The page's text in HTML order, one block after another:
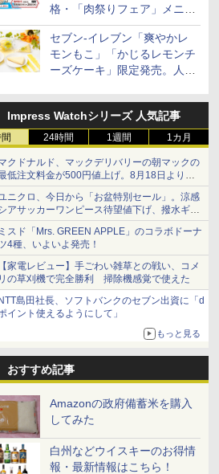
格・「肉祭りフェア」メニュ
ーがテイクアウトに登場
セブン-イレブン「爽やかレ
モンもこ」「かじるレモンチ
ーズケーキ」限定発売。人気
が登場
Impress Watchシリーズ 人気記事
24時間 1週間 1カ月
クドナルド、マックデリバリーの朝マックの
低注文料金が500円値上げ。8月18日より
円から受付
ニクロ、今日から「お盆特別セール」。涼感
アサッカーワンピース待望値下げ、撥水ギア
ョーツは1990円に
スド「Mrs. GREEN APPLE」のコラボドーナ
4種、いよいよ発売！
家電レビュー】手ごわい雑草との戦い、コメ
の草刈機で完全勝利 掃除機感覚で使えた
島田社長、ソフトバンクのセブン出資に「d
イント使えるようにして」
もっと見る
おすすめ記事
Amazonの政府備蓄米を購入
してみた
白州などウイスキーのお得情
報・最新情報はこちら！
30L 2
ドセン
マホ連
フ 31L MRO-S8C W ホ
250℃1段式ワイドオー
ブン
￥39,837
ジ 25L フラットテーブ
オートメニュー23種 オ
~1000W高出力 全国対
応 ヘルツフリー カップ
自動脱臭 消音モード
【2年メーカー保証】
ブラック CF-EA261-
BK
￥19,780